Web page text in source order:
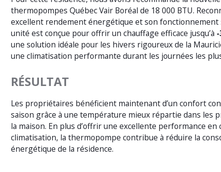
thermopompes Québec Vair Boréal de 18 000 BTU.
excellent rendement énergétique et son fonctionnement
unité est conçue pour offrir un chauffage efficace jusqu’à
une solution idéale pour les hivers rigoureux de la
une climatisation performante durant les journées les
RÉSULTAT
Les propriétaires bénéficient maintenant d’un confort
saison grâce à une température mieux répartie dans les
la maison. En plus d’offrir une excellente performance en
climatisation, la thermopompe contribue à réduire la
énergétique de la résidence.